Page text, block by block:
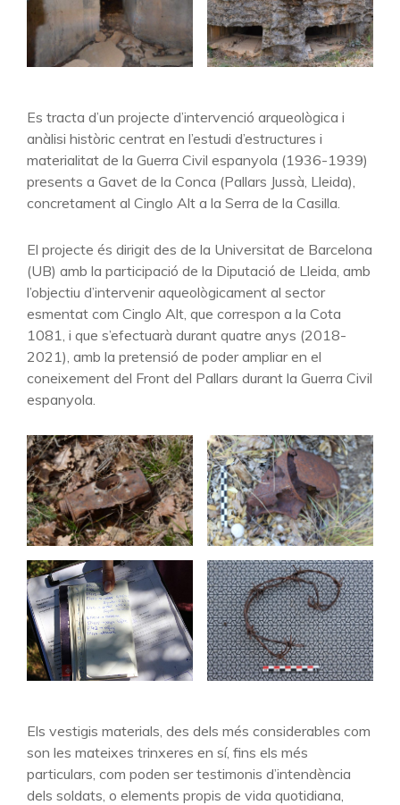
Es tracta d’un projecte d’intervenció arqueològica i
anàlisi històric centrat en l’estudi d’estructures i
materialitat de la Guerra Civil espanyola (1936-1939)
presents a Gavet de la Conca (Pallars Jussà, Lleida),
concretament al Cinglo Alt a la Serra de la Casilla.
El projecte és dirigit des de la Universitat de Barcelona
(UB) amb la participació de la Diputació de Lleida, amb
l’objectiu d’intervenir aqueològicament al sector
esmentat com Cinglo Alt, que correspon a la Cota
1081, i que s’efectuarà durant quatre anys (2018-
2021), amb la pretensió de poder ampliar en el
coneixement del Front del Pallars durant la Guerra Civil
espanyola.
Els vestigis materials, des dels més considerables com
son les mateixes trinxeres en sí, fins els més
particulars, com poden ser testimonis d’intendència
dels soldats, o elements propis de vida quotidiana,